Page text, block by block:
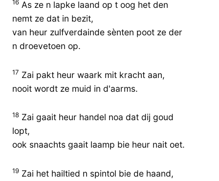
16 As ze n lapke laand op t oog het den
nemt ze dat in bezit,
van heur zulfverdainde sènten poot ze der
n droevetoen op.
17 Zai pakt heur waark mit kracht aan,
nooit wordt ze muid in d'aarms.
18 Zai gaait heur handel noa dat dij goud
lopt,
ook snaachts gaait laamp bie heur nait oet.
19 Zai het hailtied n spintol bie de haand,